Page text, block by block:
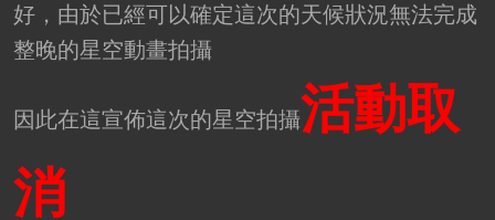
好，由於已經可以確定這次的天候狀況無法完成
整晚的星空動畫拍攝
因此在這宣佈這次的星空拍攝活動取
消